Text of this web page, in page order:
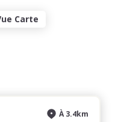
Carte
À 3.4km